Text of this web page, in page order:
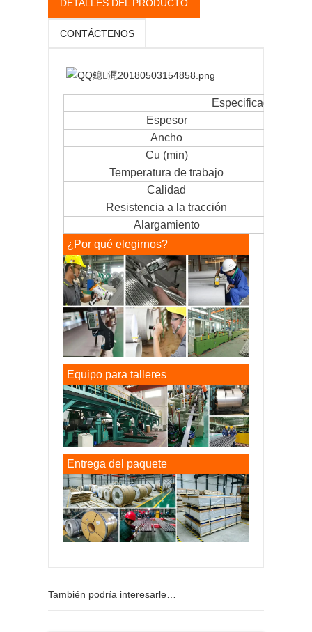
DETALLES DEL PRODUCTO
CONTÁCTENOS
Especificaciones
Espesor
Ancho
Cu (min)
Temperatura de trabajo
Calidad
Resistencia a la tracción
Alargamiento
¿Por qué elegirnos?
Equipo para talleres
Entrega del paquete
También podría interesarle…